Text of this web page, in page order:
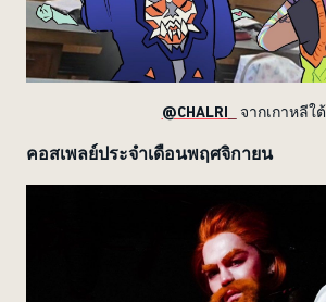
@CHALRI_ จากเกาหลีใต้
คอสเพลย์ประจำเดือนพฤศจิกายน